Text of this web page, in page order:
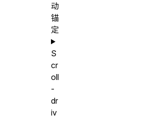
动
锚
定
S
cr
oll
-
dr
iv